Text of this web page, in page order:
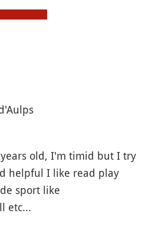
old, I'm timid but I try
helpful I like read play
sport like
etc...